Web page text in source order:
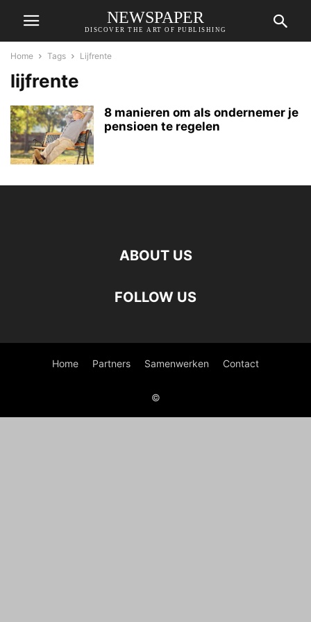
NEWSPAPER
DISCOVER THE ART OF PUBLISHING
Home Tags Lijfrente
lijfrente
8 manieren om als ondernemer je
pensioen te regelen
ABOUT US
FOLLOW US
Home Partners Samenwerken Contact
©